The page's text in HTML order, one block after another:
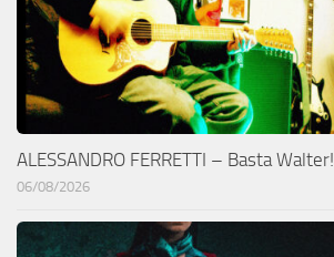
ALESSANDRO FERRETTI – Basta Walter!
06/08/2026